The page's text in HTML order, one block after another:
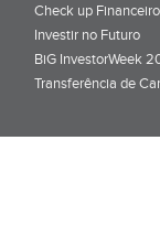
Check up Financeiro
Investir no Futuro
BiG InvestorWeek
Transferência de